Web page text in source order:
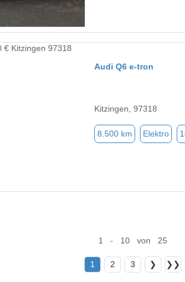
Audi Q6 e-tron
Kitzingen, 97318
8.500 km Elektro
1 - 10 von 25
1 2 3 ❯ ❯❯